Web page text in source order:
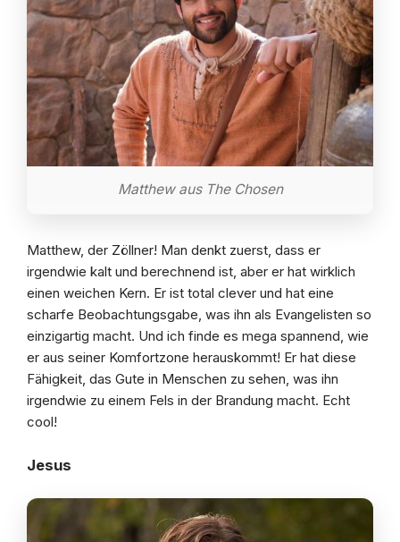
Matthew aus The Chosen
Matthew, der Zöllner! Man denkt zuerst, dass er
irgendwie kalt und berechnend ist, aber er hat wirklich
einen weichen Kern. Er ist total clever und hat eine
scharfe Beobachtungsgabe, was ihn als Evangelisten so
einzigartig macht. Und ich finde es mega spannend, wie
er aus seiner Komfortzone herauskommt! Er hat diese
Fähigkeit, das Gute in Menschen zu sehen, was ihn
irgendwie zu einem Fels in der Brandung macht. Echt
cool!
Jesus